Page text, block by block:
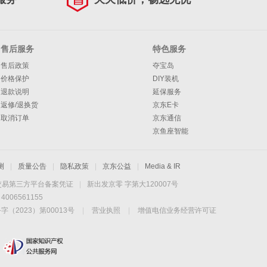
售后服务
售后政策
价格保护
退款说明
返修/退换货
取消订单
特色服务
夺宝岛
DIY装机
延保服务
京东E卡
京东通信
京鱼座智能
质量公告 隐私政策 京东公益 Media & IR
第三方平台备案凭证
新出发京零 字第大120007号
4006561155
（2023）第00013号 营业执照
增值电信业务经营许可证